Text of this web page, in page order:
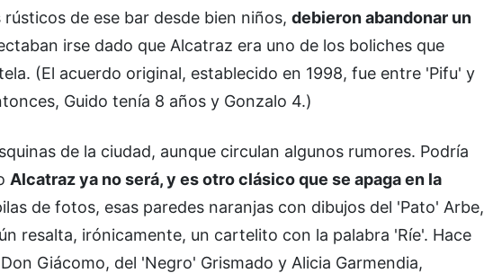
de ese bar desde bien niños, debieron abandonar un
irse dado que Alcatraz era uno de los boliches que
(El acuerdo original, establecido en 1998, fue entre 'Pifu' y
Guido tenía 8 años y Gonzalo 4.)
de la ciudad, aunque circulan algunos rumores. Podría
Alcatraz ya no será, y es otro clásico que se apaga en la
de fotos, esas paredes naranjas con dibujos del 'Pato' Arbe,
resalta, irónicamente, un cartelito con la palabra 'Ríe'. Hace
Giácomo, del 'Negro' Grismado y Alicia Garmendia,